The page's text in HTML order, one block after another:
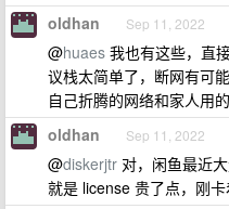
oldhan Sep 11, 2022
@huaes 我也有这些，直
议栈太简单了，断网有可
自己折腾的网络和家人用
oldhan Sep 11, 2022
@diskerjtr 对，闲鱼最近
就是 license 贵了点，刚